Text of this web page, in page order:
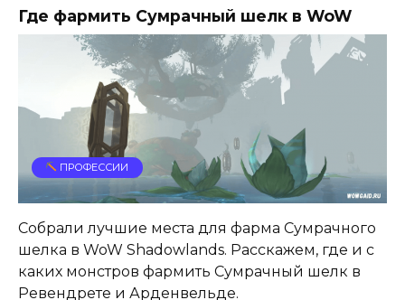
Где фармить Сумрачный шелк в WoW
ПРОФЕССИИ
Собрали лучшие места для фарма Сумрачного
шелка в WoW Shadowlands. Расскажем, где и с
каких монстров фармить Сумрачный шелк в
Ревендрете и Арденвельде.